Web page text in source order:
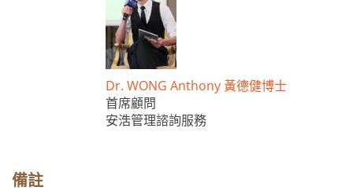
Dr. WONG Anthony 黃德健博士
首席顧問
安浩管理諮詢服務
備註